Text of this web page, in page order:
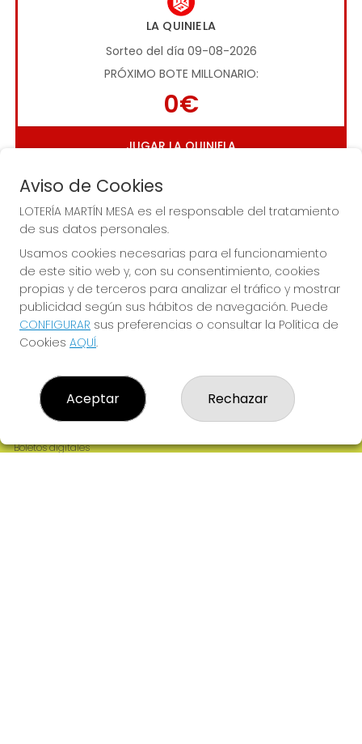
LA QUINIELA
Sorteo del día 09-08-2026
PRÓXIMO BOTE MILLONARIO:
0€
JUGAR LA QUINIELA
Imagen anterior
LOTERÍA MARTÍN MESA
Resultados
Contacto
Empresas
Boletos digitales
Aviso de Cookies
LOTERÍA MARTÍN MESA es el responsable del tratamiento
de sus datos personales.
Usamos cookies necesarias para el funcionamiento
de este sitio web y, con su consentimiento, cookies
propias y de terceros para analizar el tráfico y mostrar
publicidad según sus hábitos de navegación. Puede
CONFIGURAR sus preferencias o consultar la Política de
Cookies AQUÍ.
Aceptar Rechazar